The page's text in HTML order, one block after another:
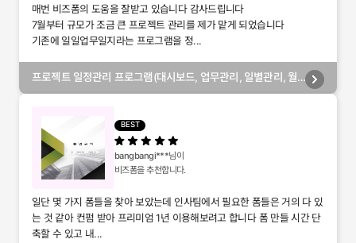
매번 비즈폼의 도움을 잘받고 있습니다 감사드립니다
7월부터 규모가 조금 큰 프로젝트 관리를 제가 맡게 되었습니다
기존에 일일업무일지라는 프로그램을 정...
프로젝트 일정관리 프로그램(대시보드, 업무관리, 일별관리, 월
BEST
bangbangi***님이
비즈폼을 추천합니다.
일단 몇 가지 폼들을 찾아 보았는데 인사팀에서 필요한 폼들은 거의 다 있
는 것 같아 컨펌 받아 프리미엄 1년 이용해보려고 합니다 폼 만들 시간 단
축할 수 있고 내...